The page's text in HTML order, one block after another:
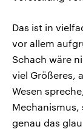
Das ist in
vor allem
Schach wäre
viel Größeres,
Wesen
Mechanismus,
genau das